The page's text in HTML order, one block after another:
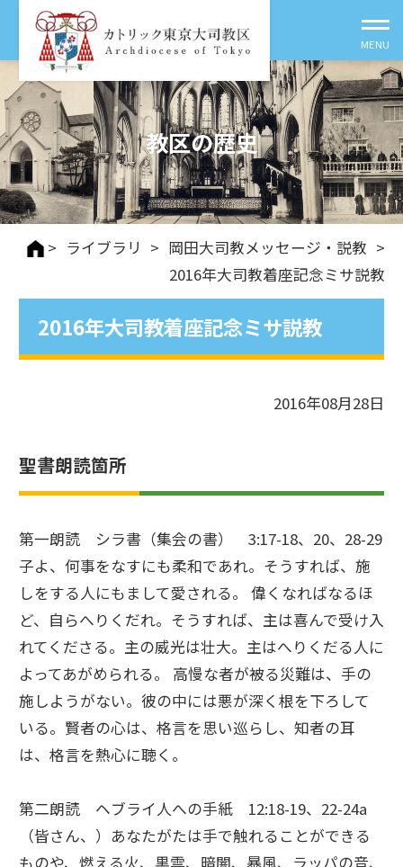
教区の歴史
> ライブラリ > 岡田大司教メッセージ・説教 >
2016年大司教着座記念ミサ説教
2016年大司教着座記念ミサ説教
2016年08月28日
聖書朗読箇所
第一朗読 シラ書（集会の書） 3:17-18、20、28-29
子よ、何事をなすにも柔和であれ。そうすれば、施
しをする人にもまして愛される。 偉くなればなるほ
ど、自らへりくだれ。そうすれば、主は喜んで受け入
れてくださる。主の威光は壮大。主はへりくだる人に
よってあがめられる。 高慢な者が被る災難は、手の
施しようがない。彼の中には悪が深く根を下ろして
いる。賢者の心は、格言を思い巡らし、知者の耳
は、格言を熱心に聴く。
第二朗読 ヘブライ人への手紙 12:18-19、22-24a
（皆さん、）あなたがたは手で触れることができる
ものや、燃える火、黒雲、暗闇、暴風、ラッパの音、